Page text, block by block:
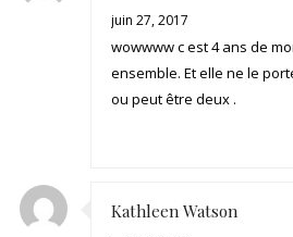
juin 27, 2017
wowwww c est 4 ans de
ensemble. Et elle ne le
ou peut être deux .
Kathleen Watson